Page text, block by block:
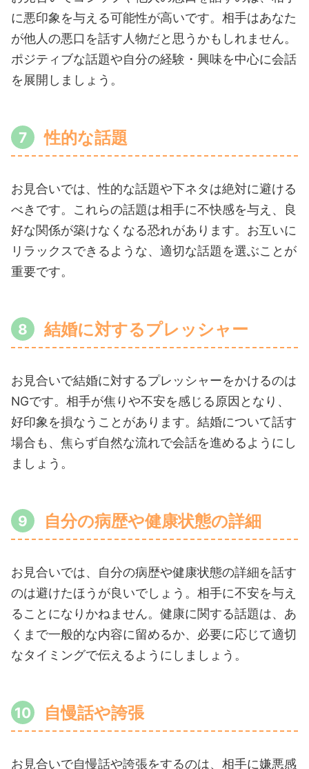
に悪印象を与える可能性が高いです。相手はあなた
が他人の悪口を話す人物だと思うかもしれません。
ポジティブな話題や自分の経験・興味を中心に会話
を展開しましょう。
性的な話題
お見合いでは、性的な話題や下ネタは絶対に避ける
べきです。これらの話題は相手に不快感を与え、良
好な関係が築けなくなる恐れがあります。お互いに
リラックスできるような、適切な話題を選ぶことが
重要です。
結婚に対するプレッシャー
お見合いで結婚に対するプレッシャーをかけるのは
NGです。相手が焦りや不安を感じる原因となり、
好印象を損なうことがあります。結婚について話す
場合も、焦らず自然な流れで会話を進めるようにし
ましょう。
自分の病歴や健康状態の詳細
お見合いでは、自分の病歴や健康状態の詳細を話す
のは避けたほうが良いでしょう。相手に不安を与え
ることになりかねません。健康に関する話題は、あ
くまで一般的な内容に留めるか、必要に応じて適切
なタイミングで伝えるようにしましょう。
自慢話や誇張
お見合いで自慢話や誇張をするのは、相手に嫌悪感